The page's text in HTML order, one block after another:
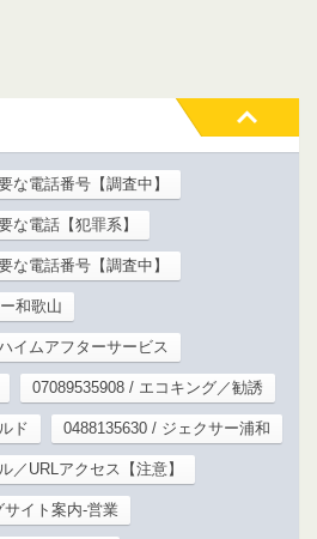
な電話番号【調査中】
な電話【犯罪系】
な電話番号【調査中】
和歌山
イムアフターサービス
07089535908 / エコキング／勧誘
ド 0488135630 / ジェクサー浦和
／URLアクセス【注意】
イト案内-営業